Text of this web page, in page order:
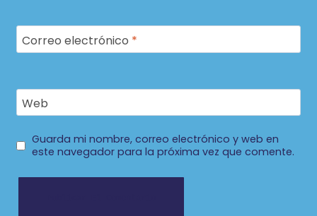
Correo electrónico *
Web
Guarda mi nombre, correo electrónico y web en
este navegador para la próxima vez que comente.